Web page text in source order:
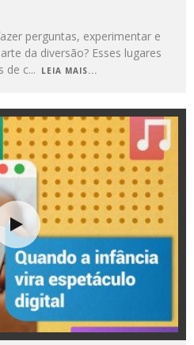
perguntas, experimentar e
da diversão? Esses lugares
de c... LEIA MAIS...